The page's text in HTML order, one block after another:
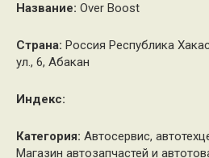
Название: Over Boost
Страна: Россия Республика
ул., 6, Абакан
Индекс:
Категория: Автосервис,
Магазин автозапчастей и